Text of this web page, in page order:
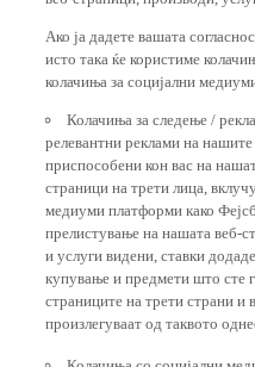
исто така ќе користиме
колачиња за социјални
релевантни реклами на
приспособени кон вас на
страници на трети лица,
медиуми платформи како
прелистување на нашата веб-
и услуги видени, ставки
купување и предмети што сте
страниците на трети страни и
произлегуваат од таквото